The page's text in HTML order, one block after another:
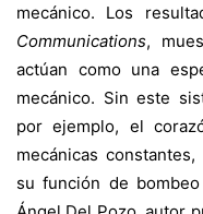
mecánico. Los
Communications,
actúan como una
mecánico. Sin este
por ejemplo, el
mecánicas
su función de